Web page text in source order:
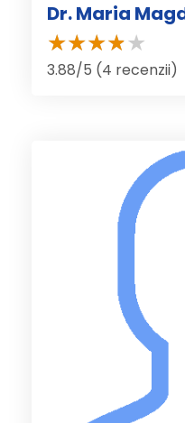
Dr. Maria
3.88/5 (4 recenzii)